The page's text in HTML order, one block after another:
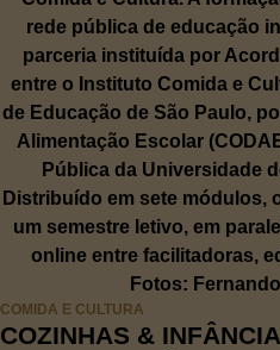
COMIDA E CULTURA
COZINHAS &